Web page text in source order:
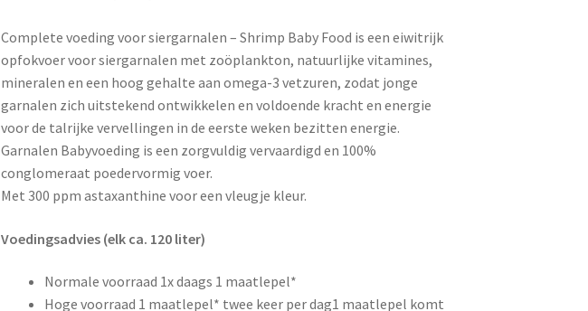
Complete voeding voor siergarnalen – Shrimp Baby Food is een eiwitrijk
opfokvoer voor siergarnalen met zoöplankton, natuurlijke vitamines,
mineralen en een hoog gehalte aan omega-3 vetzuren, zodat jonge
garnalen zich uitstekend ontwikkelen en voldoende kracht en energie
voor de talrijke vervellingen in de eerste weken bezitten energie.
Garnalen Babyvoeding is een zorgvuldig vervaardigd en 100%
conglomeraat poedervormig voer.
Met 300 ppm astaxanthine voor een vleugje kleur.
Voedingsadvies (elk ca. 120 liter)
Normale voorraad 1x daags 1 maatlepel*
Hoge voorraad 1 maatlepel* twee keer per dag1 maatlepel komt